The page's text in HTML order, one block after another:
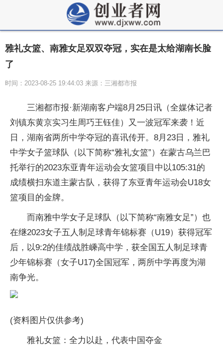
雅礼女篮、南雅女足双双夺冠，实在是太给湖南长脸
了
时间：2023-08-25 19:44:03 来源：三湘都市报
三湘都市报·新湖南客户端8月25日讯（全媒体记者
刘镇东黄京实习生周巧王钰佳）又一波冠军来袭！近
日，湖南省两所中学夺冠的喜讯传开。8月23日，雅礼
中学女子篮球队（以下简称“雅礼女篮”）在蒙古乌兰巴
托举行的2023东亚青年运动会女篮项目中以105:31的
成绩横扫东道主蒙古队，获得了东亚青年运动会U18女
篮项目的金牌。
而南雅中学女子足球队（以下简称“南雅女足”）也
在继2023女子五人制足球青年锦标赛（U19）获得冠军
后，以9:2的佳绩战胜嵊高中学，获全国五人制足球青
少年锦标赛（女子U17)全国冠军，两所中学再度为湖
南争光。
(资料图片仅供参考)
雅礼女篮：全力以赴，代表中国夺金